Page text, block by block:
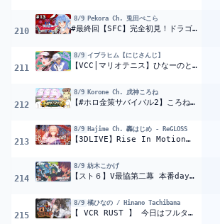
210
8/9 Pekora Ch. 兎田ぺこら
#最終回【SFC】完全初見！ドラゴンクエストVI 幻の大地 ぺこ！【ホロライブ/兎田ぺこら】※ネタバレ注意
211
8/9 イブラヒム【にじさんじ】
【VCC│マリオテニス】ひなーのとテニス【にじさんじ/イブラヒム】
212
8/9 Korone Ch. 戌神ころね
【#ホロ金策サバイバル2】ころね支店 ~1回目~ 【Minecraft】
213
8/9 Hajime Ch. 轟はじめ ‐ ReGLOSS
【3DLIVE】Rise In Motion【轟はじめ】 #轟はじめ生誕祭2026
214
8/9 紡木こかげ
【スト６】V最協第二幕 本番day1 ぶっぱなC #BPCWIN【ぶいすぽっ！ / 紡木こかげ】
215
8/9 橘ひなの / Hinano Tachibana
【 VCR RUST 】 今日はフルタイムでいくぞ【ぶいすぽっ!/橘ひなの】